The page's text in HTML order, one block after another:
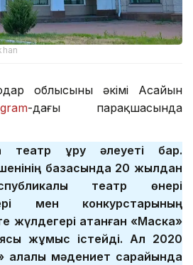
облысының әкімі Асайын
-дағы парақшасында
театр құру әлеуеті бар.
базасында 20 жылдан
театр өнері
мен конкурстарының
жүлдегері атанған «Маска»
жұмыс істейді. Ал 2020
мәдениет сарайында